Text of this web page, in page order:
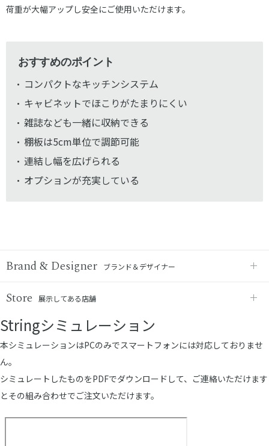
荷重が大幅アップし安全にご使用いただけます。
おすすめのポイント
コンパクトなキッチンシステム
キャビネットでほこりがたまりにくい
雑誌なども一緒に収納できる
棚板は5cm単位で調節可能
連結し幅を広げられる
オプションが充実している
Brand & Designer ブランド＆デザイナー
Store 展示してある店舗
Stringシミュレーション
本シミュレーションはPCのみでスマートフォンには対応しておりませ
ん。
シミュレートしたものをPDFでダウンロードして、ご連絡いただけます
とその組み合わせでご注文いただけます。